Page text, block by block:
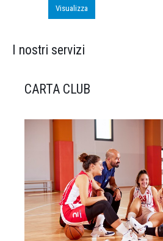
Visualizza
I nostri servizi
CARTA CLUB